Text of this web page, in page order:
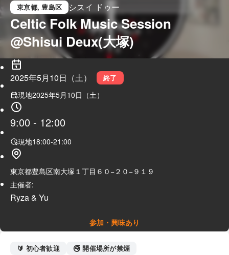
東京都, 豊島区 シスイ ドゥー
Celtic Folk Music Session
@Shisui Deux(大塚)
2025年5月10日（土） 終了
現地2025年5月10日（土）
9:00 - 12:00
現地18:00-21:00
東京都豊島区南大塚１丁目６０−２０−９１９
主催者:
Ryza & Yu
参加・興味あり
🔰 初心者歓迎 🚭 開催場所が禁煙